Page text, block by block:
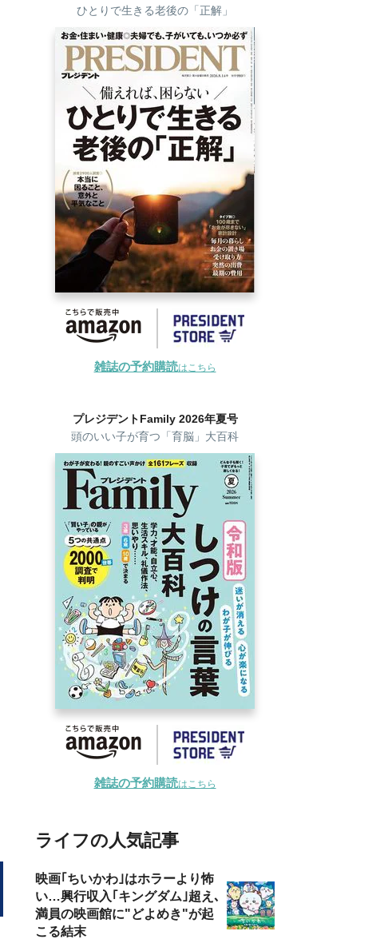
ひとりで生きる老後の「正解」
雑誌の予約購読はこちら
プレジデントFamily 2026年夏号
頭のいい子が育つ「育脳」大百科
雑誌の予約購読はこちら
ライフの人気記事
映画｢ちいかわ｣はホラーより怖
い…興行収入｢キングダム｣超え､
満員の映画館に"どよめき"が起
こる結末